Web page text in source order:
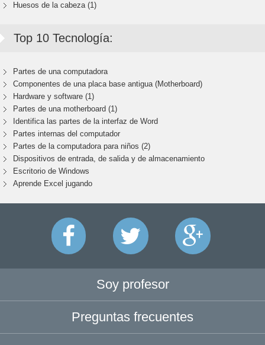
Huesos de la cabeza (1)
Top 10 Tecnología:
Partes de una computadora
Componentes de una placa base antigua (Motherboard)
Hardware y software (1)
Partes de una motherboard (1)
Identifica las partes de la interfaz de Word
Partes internas del computador
Partes de la computadora para niños (2)
Dispositivos de entrada, de salida y de almacenamiento
Escritorio de Windows
Aprende Excel jugando
Soy profesor
Preguntas frecuentes